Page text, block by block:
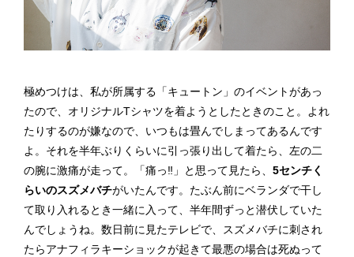
極めつけは、私が所属する「キュートン」のイベントがあっ
たので、オリジナルTシャツを着ようとしたときのこと。よれ
たりするのが嫌なので、いつもは畳んでしまってあるんです
よ。それを半年ぶりくらいに引っ張り出して着たら、左の二
の腕に激痛が走って。「痛っ‼」と思って見たら、 5センチく
らいのスズメバチがいたんです。たぶん前にベランダで干し
て取り入れるとき一緒に入って、半年間ずっと潜伏していた
んでしょうね。数日前に見たテレビで、スズメバチに刺され
たらアナフィラキーショックが起きて最悪の場合は死ぬって